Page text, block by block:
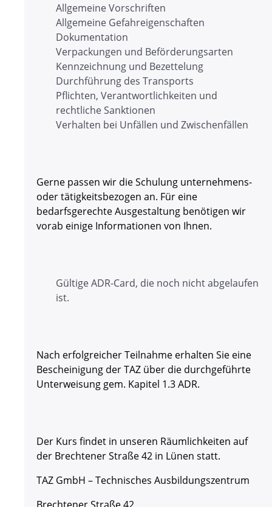
Allgemeine Vorschriften
Allgemeine Gefahreigenschaften
Dokumentation
Verpackungen und Beförderungsarten
Kennzeichnung und Bezettelung
Durchführung des Transports
Pflichten, Verantwortlichkeiten und
rechtliche Sanktionen
Verhalten bei Unfällen und Zwischenfällen
Gerne passen wir die Schulung unternehmens-
oder tätigkeitsbezogen an. Für eine
bedarfsgerechte Ausgestaltung benötigen wir
vorab einige Informationen von Ihnen.
Gültige ADR-Card, die noch nicht abgelaufen
ist.
Nach erfolgreicher Teilnahme erhalten Sie eine
Bescheinigung der TAZ über die durchgeführte
Unterweisung gem. Kapitel 1.3 ADR.
Der Kurs findet in unseren Räumlichkeiten auf
der Brechtener Straße 42 in Lünen statt.
TAZ GmbH – Technisches Ausbildungszentrum